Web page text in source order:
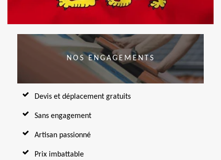
NOS ENGAGEMENTS
Devis et déplacement gratuits
Sans engagement
Artisan passionné
Prix imbattable